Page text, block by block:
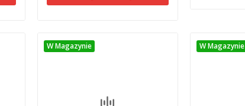
W Magazynie W Magazynie